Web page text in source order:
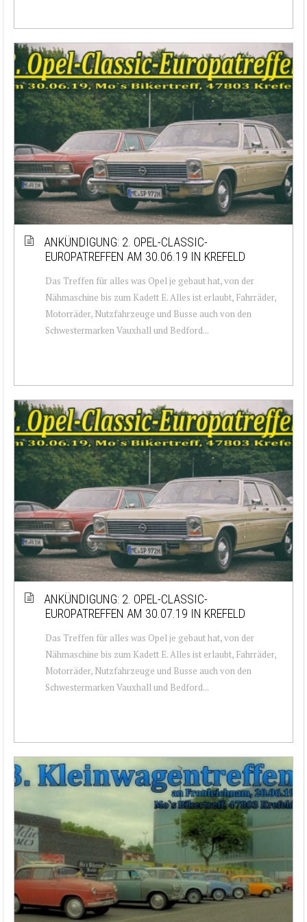
ANKÜNDIGUNG: 2. OPEL-CLASSIC-
EUROPATREFFEN AM 30.06.19 IN KREFELD
Das Treffen für alles was Opel je gebaut hat, von der
Nähmaschine bis zum Kadett E. Alles ist erlaubt, Fahrräder,
Motorräder, Nutzfahrzeuge und Busse auch von den
Schwestermarken Vauxhall und Bedford...
ANKÜNDIGUNG: 2. OPEL-CLASSIC-
EUROPATREFFEN AM 30.07.19 IN KREFELD
Das Treffen für alles was Opel je gebaut hat, von der
Nähmaschine bis zum Kadett E. Alles ist erlaubt, Fahrräder,
Motorräder, Nutzfahrzeuge und Busse auch von den
Schwestermarken Vauxhall und Bedford...